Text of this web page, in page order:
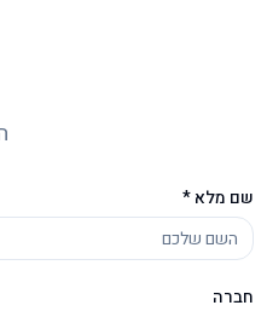
שם מלא *
חברה